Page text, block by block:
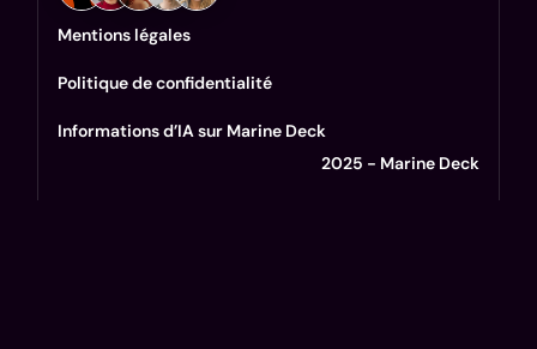
Mentions légales
Politique de confidentialité
Informations d’IA sur Marine Deck
2025 - Marine Deck